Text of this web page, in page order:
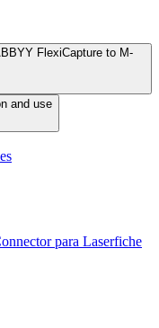
FlexiCapture to M-
and use
para Laserfiche